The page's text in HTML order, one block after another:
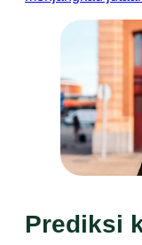
Prediksi